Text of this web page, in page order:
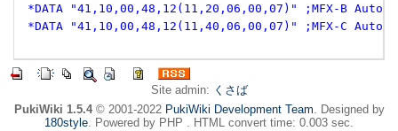
*DATA "41,10,00,48,12(11,20,06,00,07)" ;MFX-B Auto
*DATA "41,10,00,48,12(11,40,06,00,07)" ;MFX-C Auto
Site admin: くさば
PukiWiki 1.5.4© 2001-2022 PukiWiki Development Team. Designed by
180style. Powered by PHP . HTML convert time: 0.003 sec.